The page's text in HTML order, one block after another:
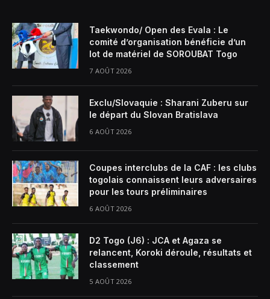
Taekwondo/ Open des Evala : Le
comité d’organisation bénéficie d’un
lot de matériel de SOROUBAT Togo
7 AOÛT 2026
Exclu/Slovaquie : Sharani Zuberu sur
le départ du Slovan Bratislava
6 AOÛT 2026
Coupes interclubs de la CAF : les clubs
togolais connaissent leurs adversaires
pour les tours préliminaires
6 AOÛT 2026
D2 Togo (J6) : JCA et Agaza se
relancent, Koroki déroule, résultats et
classement
5 AOÛT 2026